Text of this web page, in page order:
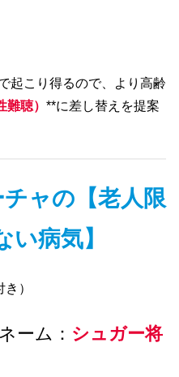
起こり得るので、より高齢
聴） **に差し替えを提案
ャの【老人限
病気】
）
ーム： シュガー将